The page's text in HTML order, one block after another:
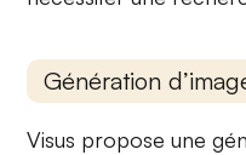
Génération
Visus propose une